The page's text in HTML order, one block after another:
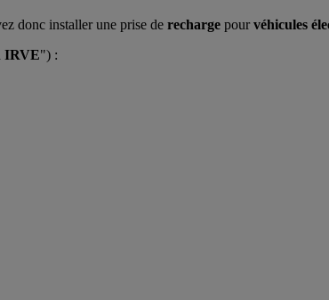
donc installer une prise de recharge pourvéhicules
IRVE") :